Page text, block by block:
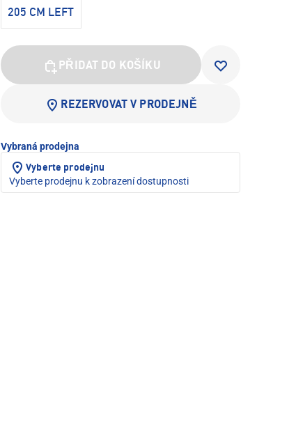
205 CM LEFT
PŘIDAT DO KOŠÍKU
REZERVOVAT V PRODEJNĚ
Vybraná prodejna
Vyberte prodejnu
Vyberte prodejnu k zobrazení dostupnosti